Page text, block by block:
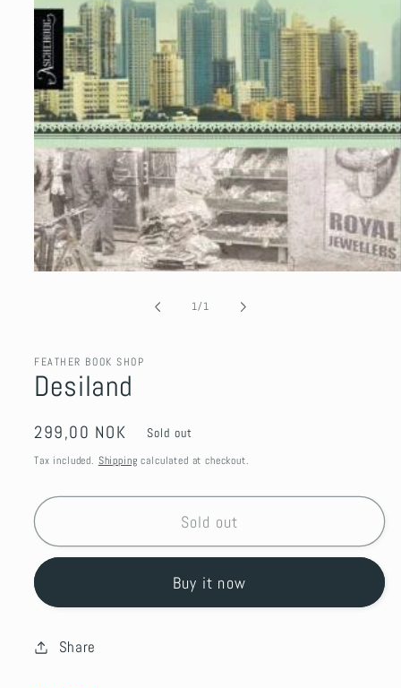
1/of1
FEATHER BOOK SHOP
Desiland
Regular
price
299,00 NOK Sold out
Tax included. Shipping calculated at checkout.
Sold out
Buy it now
Share